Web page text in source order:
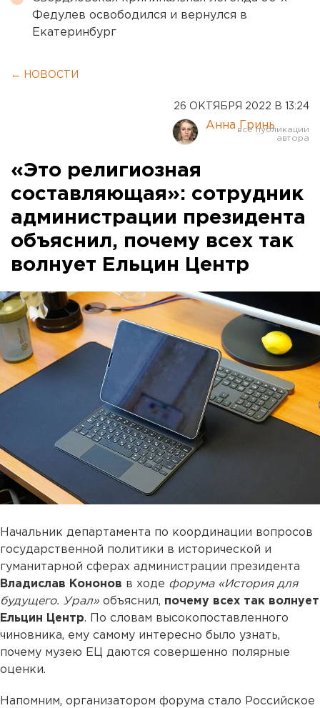
Федулев освободился и вернулся в
Екатеринбург
← НОВОСТИ
26 ОКТЯБРЯ 2022 В 13:24
Анна Гринь
«Это религиозная
составляющая»: сотрудник
администрации президента
объяснил, почему всех так
волнует Ельцин Центр
Начальник департамента по координации вопросов
государственной политики в исторической и
гуманитарной сферах администрации президента
Владислав Кононов в ходе форума «История для
будущего. Урал» объяснил, почему всех так волнует
Ельцин Центр. По словам высокопоставленного
чиновника, ему самому интересно было узнать,
почему музею ЕЦ даются совершенно полярные
оценки.
Напомним, организатором форума стало Российское